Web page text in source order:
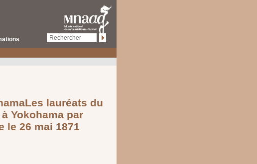
Les lauréats du
Yokohama par
le 26 mai 1871